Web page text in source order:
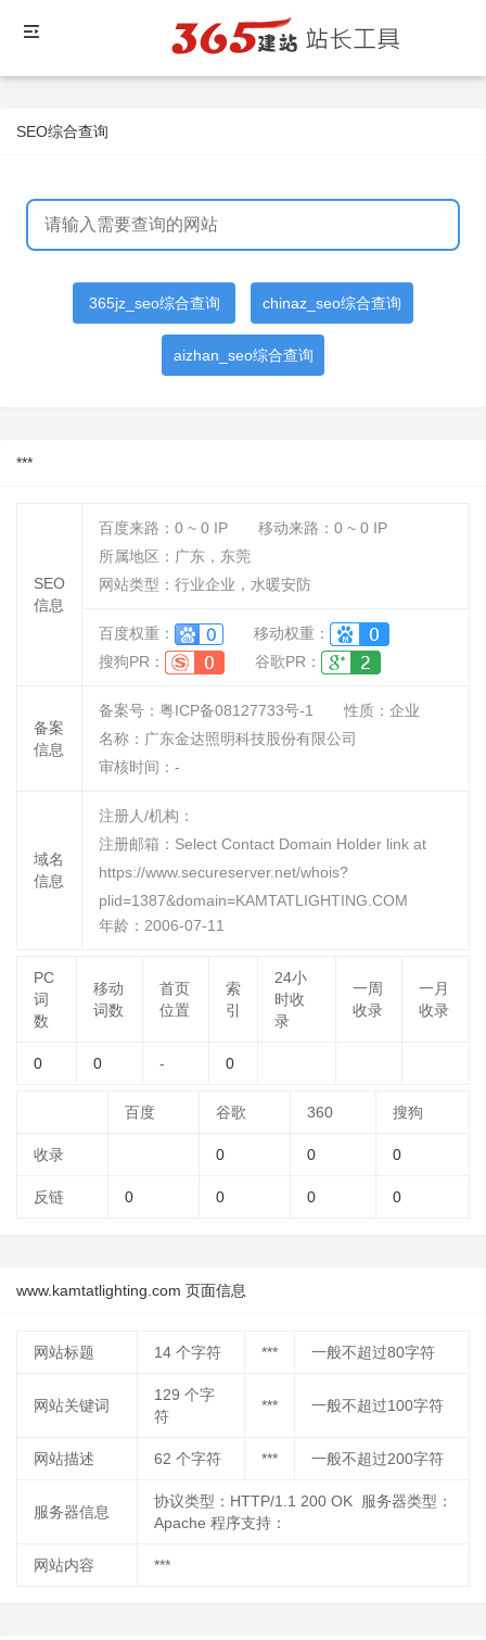
SEO综合查询
365jz_seo综合查询 chinaz_seo综合查询
aizhan_seo综合查询
***
SEO
信息
百度来路： 0 ~ 0 IP 移动来路： 0 ~ 0 IP
所属地区：广东，东莞
网站类型：行业企业，水暖安防
百度权重：
移动权重：
搜狗PR：
谷歌PR：
备案
信息
备案号：粤ICP备08127733号-1 性质： 企业
名称： 广东金达照明科技股份有限公司
审核时间： -
域名
信息
注册人/机构：
注册邮箱：Select Contact Domain Holder link at
https://www.secureserver.net/whois?
plid=1387&domain=KAMTATLIGHTING.COM
年龄：2006-07-11
PC
词
数
移动
词数
首页
位置
索
引
24小
时收
录
一周
收录
一月
收录
0 0 - 0
百度 谷歌 360 搜狗
收录 0 0 0
反链 0 0 0 0
www.kamtatlighting.com 页面信息
网站标题 14 个字符 *** 一般不超过80字符
网站关键词
129 个字
符
*** 一般不超过100字符
网站描述 62 个字符 *** 一般不超过200字符
服务器信息
协议类型：HTTP/1.1 200 OK 服务器类型：
Apache 程序支持：
网站内容 ***